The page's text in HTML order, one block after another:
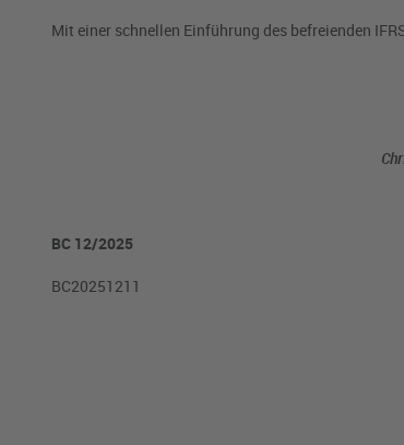
Mit einer schnellen Einführung des befreienden
BC 12/2025
BC20251211